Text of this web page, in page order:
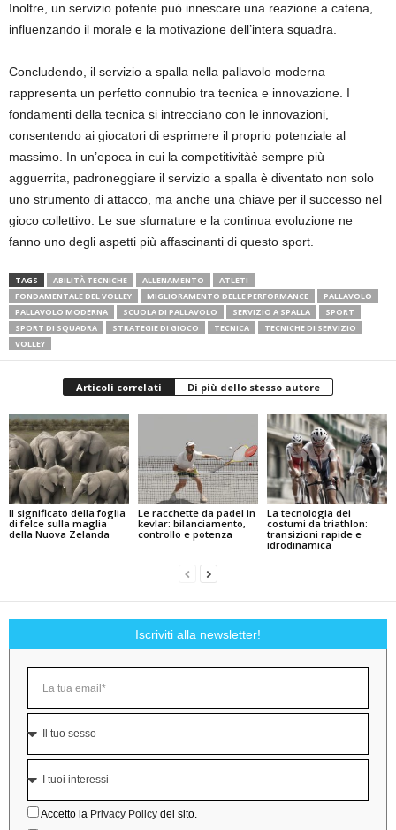
Inoltre, un servizio potente può innescare una reazione a catena,
influenzando il morale e la motivazione dell’intera squadra.
Concludendo, il servizio a spalla nella pallavolo moderna
rappresenta un perfetto connubio tra tecnica e innovazione. I
fondamenti della tecnica si intrecciano con le innovazioni,
consentendo ai giocatori di esprimere il proprio potenziale al
massimo. In un’epoca in cui la competitivitàè sempre più
agguerrita, padroneggiare il servizio a spalla è diventato non solo
uno strumento di attacco, ma anche una chiave per il successo nel
gioco collettivo. Le sue sfumature e la continua evoluzione ne
fanno uno degli aspetti più affascinanti di questo sport.
TAGS ABILITÀ TECNICHE ALLENAMENTO
ATLETI
FONDAMENTALE DEL VOLLEY
MIGLIORAMENTO DELLE PERFORMANCE
PALLAVOLO
PALLAVOLO MODERNA
SCUOLA DI PALLAVOLO SERVIZIO A SPALLA
SPORT
SPORT DI SQUADRA
STRATEGIE DI GIOCO TECNICA
TECNICHE DI SERVIZIO
VOLLEY
Articoli correlati Di più dello stesso autore
Il significato della foglia
di felce sulla maglia
della Nuova Zelanda
Le racchette da padel in
kevlar: bilanciamento,
controllo e potenza
La tecnologia dei
costumi da triathlon:
transizioni rapide e
idrodinamica
Iscriviti alla newsletter!
Accetto la Privacy Policy del sito.